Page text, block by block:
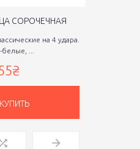
СОРОЧЕЧНАЯ
на 4 удара.
...
КУПИТЬ